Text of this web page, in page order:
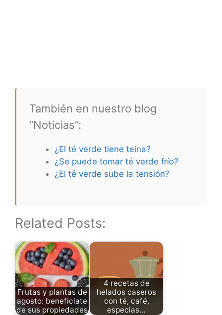
También en nuestro blog
“Noticias”:
¿El té verde tiene teína?
¿Se puede tomar té verde frío?
¿El té verde sube la tensión?
Related Posts:
Frutas y plantas de
agosto: benefíciate
de sus propiedades
4 recetas de
helados caseros
con té, café,
especias…